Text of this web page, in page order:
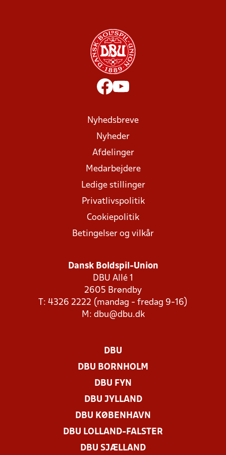
Nyhedsbreve
Nyheder
Afdelinger
Medarbejdere
Ledige stillinger
Privatlivspolitik
Cookiepolitik
Betingelser og vilkår
Dansk Boldspil-Union
DBU Allé 1
2605 Brøndby
T: 4326 2222 (mandag - fredag 9-16)
M: dbu@dbu.dk
DBU
DBU BORNHOLM
DBU FYN
DBU JYLLAND
DBU KØBENHAVN
DBU LOLLAND-FALSTER
DBU SJÆLLAND